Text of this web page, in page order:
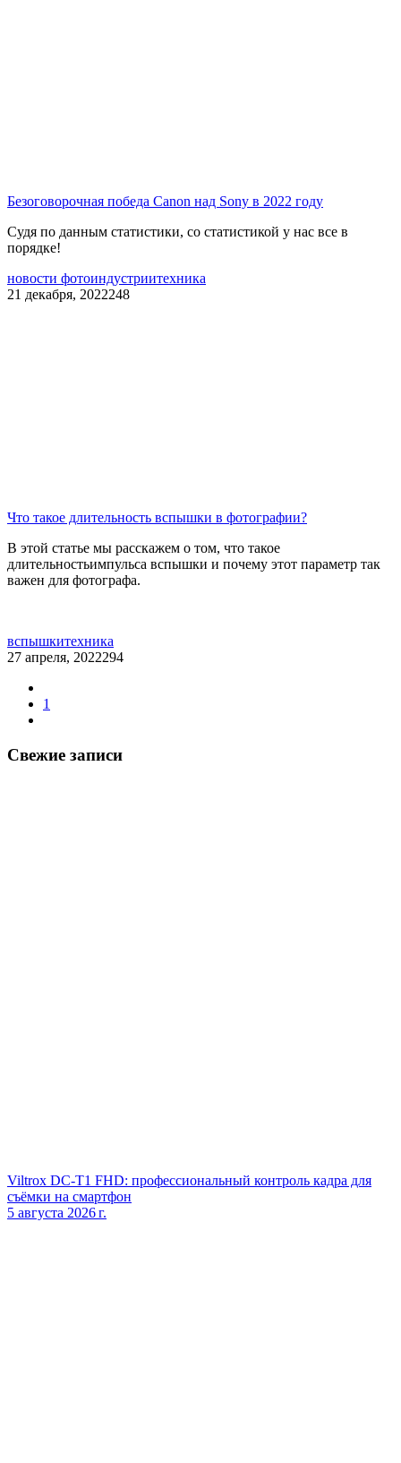
Безоговорочная победа Canon над Sony в 2022 году
Судя по данным статистики, со статистикой у нас все в
порядке!
новости фотоиндустриитехника
21 декабря, 2022248
Что такое длительность вспышки в фотографии?
В этой статье мы расскажем о том, что такое
длительностьимпульса вспышки и почему этот параметр так
важен для фотографа.
вспышкитехника
27 апреля, 2022294
1
Свежие записи
Viltrox DC‑T1 FHD: профессиональный контроль кадра для
съёмки на смартфон
5 августа 2026 г.